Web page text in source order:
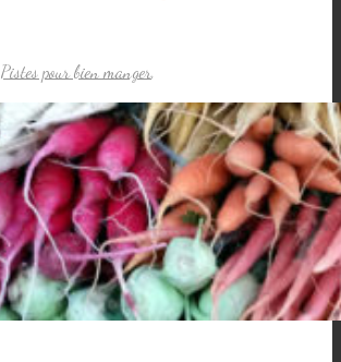
Pistes pour bien manger